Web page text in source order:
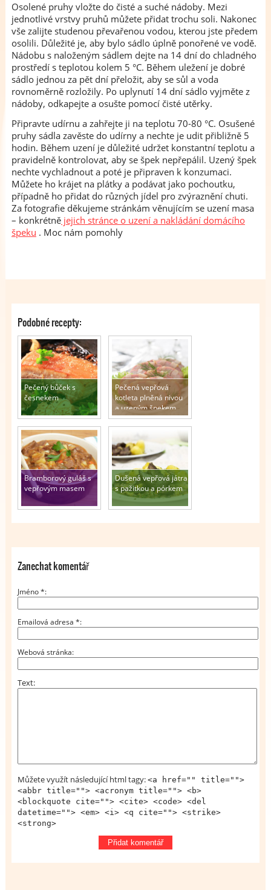
Osolené pruhy vložte do čisté a suché nádoby. Mezi
jednotlivé vrstvy pruhů můžete přidat trochu soli. Nakonec
vše zalijte studenou převařenou vodou, kterou jste předem
osolili. Důležité je, aby bylo sádlo úplně ponořené ve vodě.
Nádobu s naloženým sádlem dejte na 14 dní do chladného
prostředí s teplotou kolem 5 °C. Během uležení je dobré
sádlo jednou za pět dní přeložit, aby se sůl a voda
rovnoměrně rozložily. Po uplynutí 14 dní sádlo vyjměte z
nádoby, odkapejte a osušte pomocí čisté utěrky.
Připravte udírnu a zahřejte ji na teplotu 70-80 °C. Osušené
pruhy sádla zavěste do udírny a nechte je udit přibližně 5
hodin. Během uzení je důležité udržet konstantní teplotu a
pravidelně kontrolovat, aby se špek nepřepálil. Uzený špek
nechte vychladnout a poté je připraven k konzumaci.
Můžete ho krájet na plátky a podávat jako pochoutku,
případně ho přidat do různých jídel pro zvýraznění chuti.
Za fotografie děkujeme stránkám věnujícím se uzení masa
– konkrétnějejich stránce o uzení a nakládání domácího
špeku . Moc nám pomohly
Podobné recepty:
Pečený bůček s
česnekem
Pečená vepřová
kotleta plněná nivou
a uzeným špekem
Bramborový guláš s
vepřovým masem
Dušená vepřová játra
s pažitkou a pórkem
Zanechat komentář
Jméno*
Emailová adresa *
Webová stránka
Text
Můžete využít následující html tagy: <a href="" title="">
<abbr title=""> <acronym title=""> <b>
<blockquote cite=""> <cite> <code> <del
datetime=""> <em> <i> <q cite=""> <strike>
<strong>